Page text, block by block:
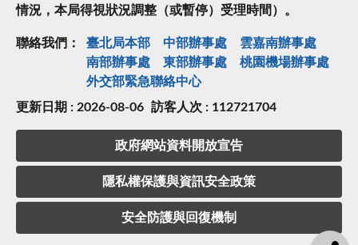
情況，本局得視狀況調整（或暫停）受理時間）。
聯絡我們： 臺北局本部 中部辦事處
雲嘉南辦事處
南部辦事處
東部辦事處
桃園機場辦事處
外交部緊急聯絡中⼼
更新日期 : 2026-08-06 訪客人次 : 112721704
政府網站資料開放宣告
隱私權保護與資訊安全政策
安全防護與回復機制